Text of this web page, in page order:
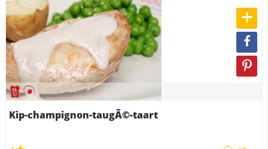
Kip-champignon-taugÃ©-taart